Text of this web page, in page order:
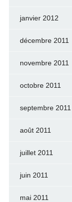
janvier 2012
décembre 2011
novembre 2011
octobre 2011
septembre 2011
août 2011
juillet 2011
juin 2011
mai 2011